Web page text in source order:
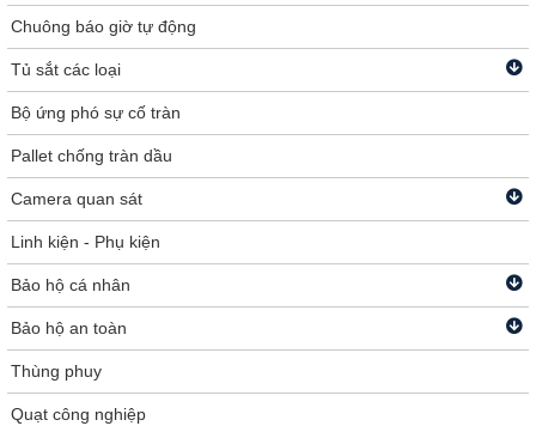
Chuông báo giờ tự động
Tủ sắt các loại
Bộ ứng phó sự cố tràn
Pallet chống tràn dầu
Camera quan sát
Linh kiện - Phụ kiện
Bảo hộ cá nhân
Bảo hộ an toàn
Thùng phuy
Quạt công nghiệp